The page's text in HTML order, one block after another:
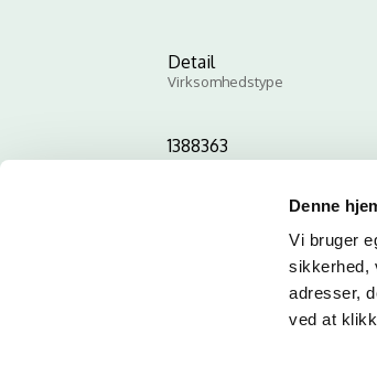
Denne
Vi bruger
sikkerhed,
adresser,
ved at
Detail
Virksomhedstype
1388363
ID-nummer